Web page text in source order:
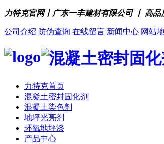
力特克官网丨广东一丰建材有限公司 丨 高
公司介绍 防伪查询 在线留言 新闻中心 网站
力特克首页
混凝土密封固化剂
混凝土染色剂
地坪光亮剂
环氧地坪漆
产品中心